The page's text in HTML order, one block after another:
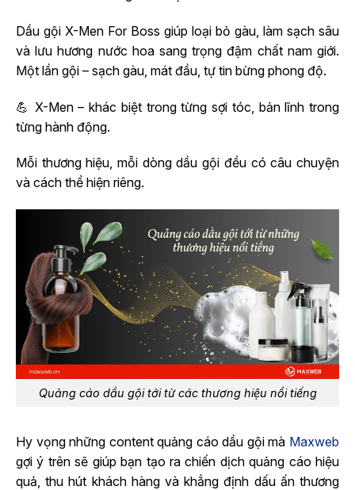
Dầu gội X-Men For Boss giúp loại bỏ gàu, làm sạch sâu
và lưu hương nước hoa sang trọng đậm chất nam giới.
Một lần gội – sạch gàu, mát đầu, tự tin bừng phong độ.
💪 X-Men – khác biệt trong từng sợi tóc, bản lĩnh trong
từng hành động.
Mỗi thương hiệu, mỗi dòng dầu gội đều có câu chuyện
và cách thể hiện riêng.
Quảng cáo dầu gội tới từ các thương hiệu nổi tiếng
Hy vọng những content quảng cáo dầu gội mà Maxweb
gợi ý trên sẽ giúp bạn tạo ra chiến dịch quảng cáo hiệu
quả, thu hút khách hàng và khẳng định dấu ấn thương